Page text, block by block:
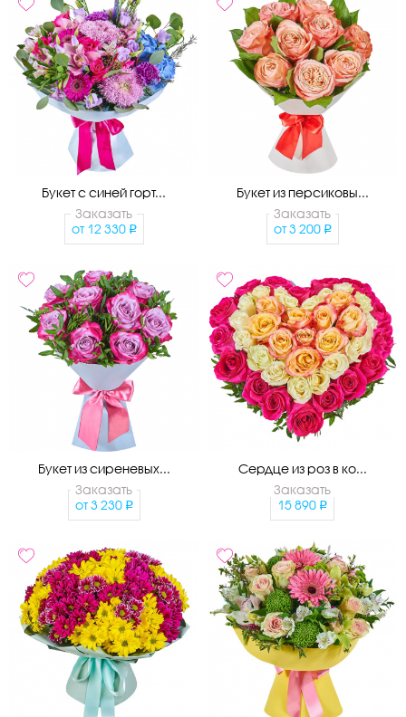
Букет с синей горт...
Заказать
от 12 330
Букет из персиковы...
Заказать
от 3 200
Букет из сиреневых...
Заказать
от 3 230
Сердце из роз в ко...
Заказать
15 890